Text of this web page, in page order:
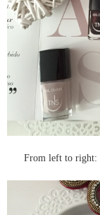
From left to right: